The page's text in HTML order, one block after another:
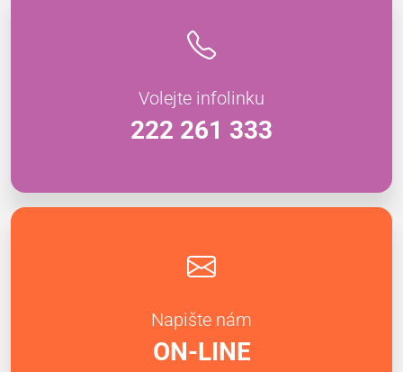
Volejte infolinku
222 261 333
Napište nám
ON-LINE